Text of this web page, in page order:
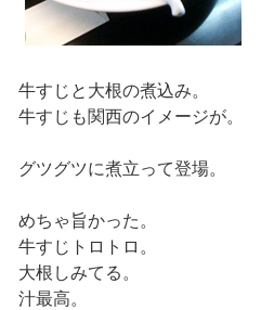
牛すじと大根の煮込み。
牛すじも関西のイメージが。
グツグツに煮立って登場。
めちゃ旨かった。
牛すじトロトロ。
大根しみてる。
汁最高。